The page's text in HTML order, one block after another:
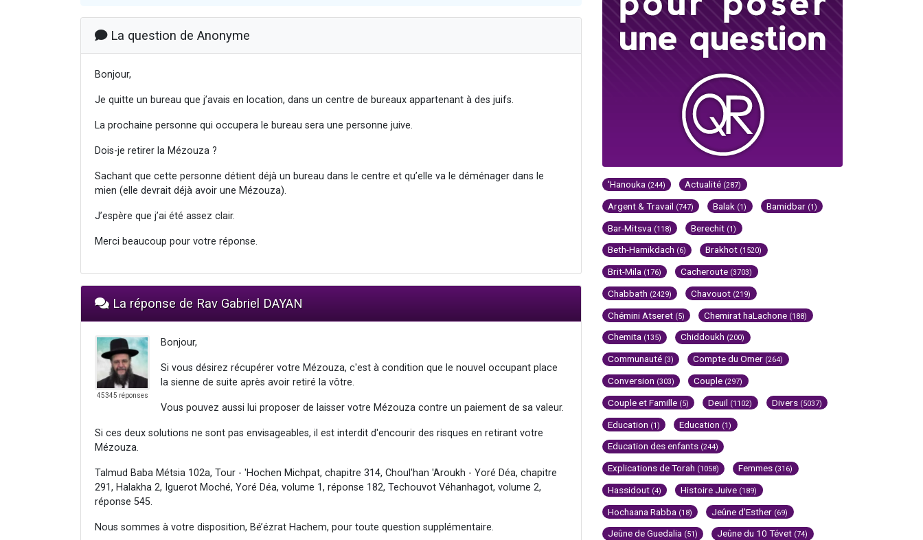
La question de Anonyme
Bonjour,
Je quitte un bureau que j’avais en location, dans un centre de bureaux appartenant à des juifs.
La prochaine personne qui occupera le bureau sera une personne juive.
Dois-je retirer la Mézouza ?
Sachant que cette personne détient déjà un bureau dans le centre et qu’elle va le déménager dans le
mien (elle devrait déjà avoir une Mézouza).
J’espère que j’ai été assez clair.
Merci beaucoup pour votre réponse.
La réponse de Rav Gabriel DAYAN
45345 réponses
Bonjour,
Si vous désirez récupérer votre Mézouza, c'est à condition que le nouvel occupant place
la sienne de suite après avoir retiré la vôtre.
Vous pouvez aussi lui proposer de laisser votre Mézouza contre un paiement de sa valeur.
Si ces deux solutions ne sont pas envisageables, il est interdit d'encourir des risques en retirant votre
Mézouza.
Talmud Baba Métsia 102a, Tour - 'Hochen Michpat, chapitre 314, Choul'han 'Aroukh - Yoré Déa, chapitre
291, Halakha 2, Iguerot Moché, Yoré Déa, volume 1, réponse 182, Techouvot Véhanhagot, volume 2,
réponse 545.
Nous sommes à votre disposition, Bé’ézrat Hachem, pour toute question supplémentaire.
'Hanouka (244) Actualité (287)
Argent & Travail (747) Balak (1) Bamidbar (1)
Bar-Mitsva (118) Berechit (1)
Beth-Hamikdach (6) Brakhot (1520)
Brit-Mila (176) Cacheroute (3703)
Chabbath (2429) Chavouot (219)
Chémini Atseret (5) Chemirat haLachone (188)
Chemita (135) Chiddoukh (200)
Communauté (3) Compte du Omer (264)
Conversion (303) Couple (297)
Couple et Famille (5) Deuil (1102) Divers (5037)
Education (1) Education (1)
Education des enfants (244)
Explications de Torah (1058) Femmes (316)
Hassidout (4) Histoire Juive (189)
Hochaana Rabba (18) Jeûne d'Esther (69)
Jeûne de Guedalia (51) Jeûne du 10 Tévet (74)